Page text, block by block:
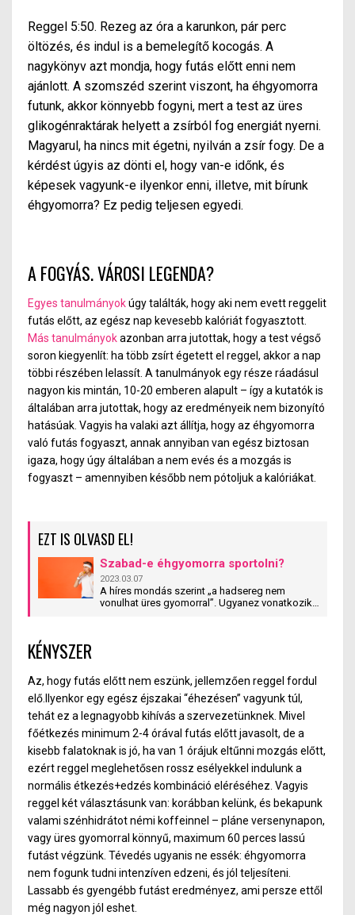
Reggel 5:50. Rezeg az óra a karunkon, pár perc
öltözés, és indul is a bemelegítő kocogás. A
nagykönyv azt mondja, hogy futás előtt enni nem
ajánlott. A szomszéd szerint viszont, ha éhgyomorra
futunk, akkor könnyebb fogyni, mert a test az üres
glikogénraktárak helyett a zsírból fog energiát nyerni.
Magyarul, ha nincs mit égetni, nyilván a zsír fogy. De a
kérdést úgyis az dönti el, hogy van-e időnk, és
képesek vagyunk-e ilyenkor enni, illetve, mit bírunk
éhgyomorra? Ez pedig teljesen egyedi.
A FOGYÁS. VÁROSI LEGENDA?
Egyes tanulmányokúgy találták, hogy aki nem evett reggelit
futás előtt, az egész nap kevesebb kalóriát fogyasztott.
Más tanulmányokazonban arra jutottak, hogy a test végső
soron kiegyenlít: ha több zsírt égetett el reggel, akkor a nap
többi részében lelassít. A tanulmányok egy része ráadásul
nagyon kis mintán, 10-20 emberen alapult – így a kutatók is
általában arra jutottak, hogy az eredményeik nem bizonyító
hatásúak. Vagyis ha valaki azt állítja, hogy az éhgyomorra
való futás fogyaszt, annak annyiban van egész biztosan
igaza, hogy úgy általában a nem evés és a mozgás is
fogyaszt – amennyiben később nem pótoljuk a kalóriákat.
EZT IS OLVASD EL!
Szabad-e éhgyomorra sportolni?
2023.03.07
A híres mondás szerint „a hadsereg nem
vonulhat üres gyomorral”. Ugyanez vonatkozik
KÉNYSZER
Az, hogy futás előtt nem eszünk, jellemzően reggel fordul
elő.Ilyenkor egy egész éjszakai “éhezésen” vagyunk túl,
tehát ez a legnagyobb kihívás a szervezetünknek. Mivel
főétkezés minimum 2-4 órával futás előtt javasolt, de a
kisebb falatoknak is jó, ha van 1 órájuk eltűnni mozgás előtt,
ezért reggel meglehetősen rossz esélyekkel indulunk a
normális étkezés+edzés kombináció eléréséhez. Vagyis
reggel két választásunk van: korábban kelünk, és bekapunk
valami szénhidrátot némi koffeinnel – pláne versenynapon,
vagy üres gyomorral könnyű, maximum 60 perces lassú
futást végzünk. Tévedés ugyanis ne essék: éhgyomorra
nem fogunk tudni intenzíven edzeni, és jól teljesíteni.
Lassabb és gyengébb futást eredményez, ami persze ettől
még nagyon jól eshet.